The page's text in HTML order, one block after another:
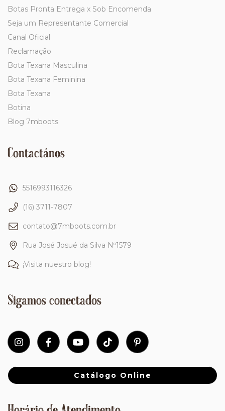
Botas Pronta Entrega x Sob Encomenda
Seja um Representante Comercial
Canal Oficial
Reclamação
Bota Texana Masculina
Bota Texana Feminina
Bota Texana
Botina
Blog 7mboots
Contactános
5516993116326
(16) 3711-7807
contato@7mboots.com.br
Rua José Josué da Silva Nº1579
¡Visita nuestro blog!
Sigamos conectados
Catálogo Online